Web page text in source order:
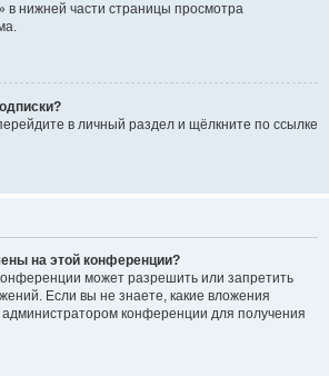
в нижней части страницы просмотра
в личный раздел и щёлкните по ссылке
на этой конференции?
может разрешить или запретить
Если вы не знаете, какие вложения
конференции для получения